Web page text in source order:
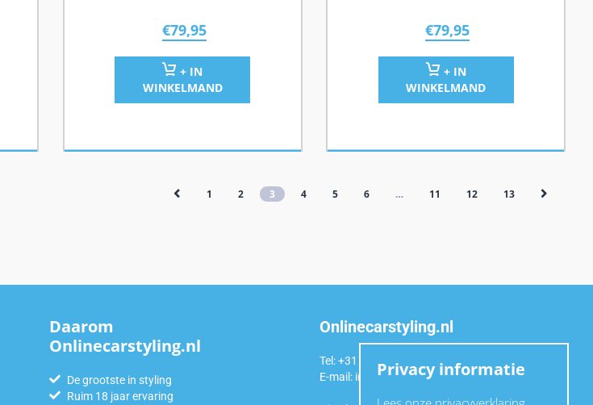
€79,95
+ IN
WINKELMAND
€79,95
+ IN
WINKELMAND
1 2 3 4 5 6 … 11 12 13
Daarom
Onlinecarstyling.nl
De grootste in styling
Ruim 18 jaar ervaring
Onlinecarstyling.nl
Tel: +31 (0)6 54 98 49 99
E-mail: info@onlinecarstyling.nl
Privacy informatie